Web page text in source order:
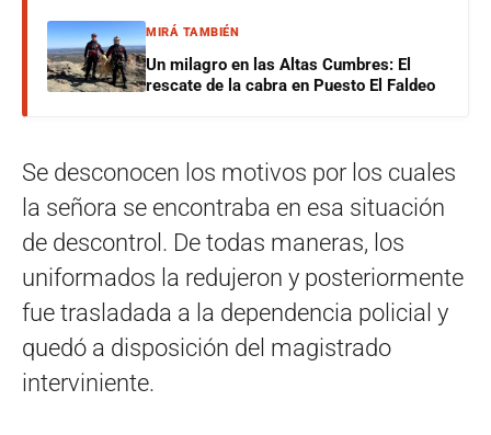
MIRÁ TAMBIÉN
Un milagro en las Altas Cumbres: El
rescate de la cabra en Puesto El Faldeo
Se desconocen los motivos por los cuales
la señora se encontraba en esa situación
de descontrol. De todas maneras, los
uniformados la redujeron y posteriormente
fue trasladada a la dependencia policial y
quedó a disposición del magistrado
interviniente.